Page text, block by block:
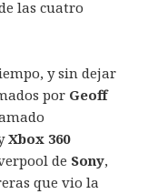
las cuatro
y sin dejar
por Geoff
Xbox 360
de Sony,
que vio la